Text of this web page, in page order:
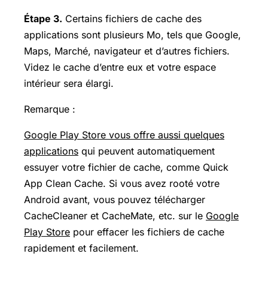
Étape 3. Certains fichiers de cache des
applications sont plusieurs Mo, tels que Google,
Maps, Marché, navigateur et d’autres fichiers.
Videz le cache d’entre eux et votre espace
intérieur sera élargi.
Remarque :
Google Play Store vous offre aussi quelques
applications qui peuvent automatiquement
essuyer votre fichier de cache, comme Quick
App Clean Cache. Si vous avez rooté votre
Android avant, vous pouvez télécharger
CacheCleaner et CacheMate, etc. sur le Google
Play Store pour effacer les fichiers de cache
rapidement et facilement.